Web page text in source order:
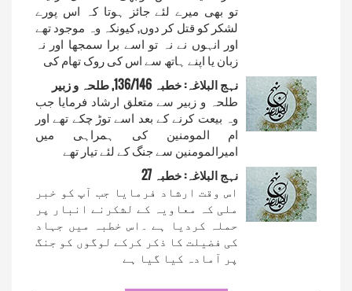
تو بھی میرے لئے جائز ہوتا کہ اس پورے
لشکر کو قتل کر دوں, کیونکہ وہ موجود تھے
اور انہوں نے نہ تو اسے برا سمجھا اور نہ
زبان یا اپنے ہاتھ سے اس کی روک تھام کی
نہج البلاغہ: خطبہ 136/146, طلحہ و زبیر
طلحہ و زبیر سے متعلق ارشاد فرمایا جب
وہ بیعت کرنے کے بعد اسے توڑ چکے تھے اور
ام المومنین کی ہمراہی میں
امیرالمومنین سے جنگ کے لئے تیار تھے
نہج البلاغہ: خطبہ 27
اس وقت ارشاد فرمایا جب آپ کو خبر
ملی کہ معاویہ کے لشکرنے انبار پر
حملہ کردیا ہے ۔اس خطبہ میں جہاد
کی فضیلت کا ذکر کرکے لوگوں کو جنگ
پر آمادہ کیا گیا ہے